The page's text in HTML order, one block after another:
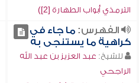
الترمذي أبواب الطهارة [2])
الفهرس:ما جاء في
كراهية ما يستنجى به
للشيخ: عبد العزيز بن عبد الله
الراجحي